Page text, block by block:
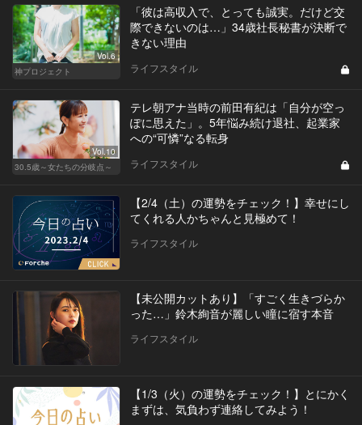
Vol.6
神プロジェクト
「彼は高収入で、とっても誠実。だけど交
際できないのは…」34歳社長秘書が決断で
きない理由
ライフスタイル
Vol.10
30.5歳～女たちの分岐点～
テレ朝アナ当時の前田有紀は「自分が空っ
ぽに思えた」。5年悩み続け退社、起業家
への“可憐”なる転身
ライフスタイル
【2/4（土）の運勢をチェック！】幸せにし
てくれる人かちゃんと見極めて！
ライフスタイル
【未公開カットあり】「すごく生きづらか
った…」鈴木絢音が麗しい瞳に宿す本音
ライフスタイル
【1/3（火）の運勢をチェック！】とにかく
まずは、気負わず連絡してみよう！